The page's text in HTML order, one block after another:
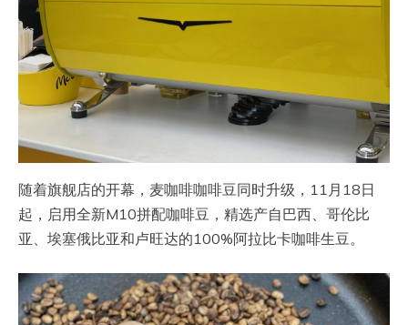
随着旗舰店的开幕，麦咖啡咖啡豆同时升级，11月18日
起，启用全新M10拼配咖啡豆，精选产自巴西、哥伦比
亚、埃塞俄比亚和卢旺达的100%阿拉比卡咖啡生豆。